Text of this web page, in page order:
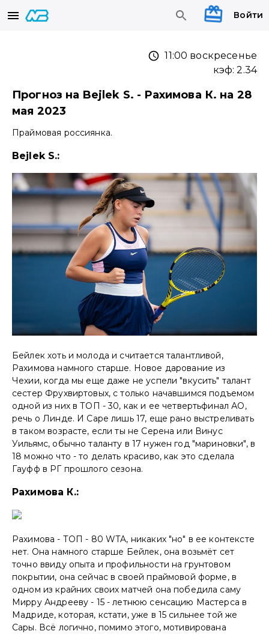
Войти
11:00 воскресенье
кэф:2.34
Прогноз на Bejlek S. - Рахимова К. на 28
мая 2023
Праймовая россиянка.
Bejlek S.:
Бейлек хоть и молода и считается талантливой,
Рахимова намного старше. Новое дарование из
Чехии, когда мы еще даже не успели "вкусить" талант
сестер Фрухвиртовых, с только начавшимся подъемом
одной из них в ТОП - 30, как и ее четвертьфинал АО,
речь о Линде. И Саре лишь 17, еще рано выстреливать
в таком возрасте, если ты не Серена или Винус
Уильямс, обычно таланту в 17 нужен год "мариновки", в
18 можно что - то делать красиво, как это сделала
Гауфф в РГ прошлого сезона.
Рахимова К.:
Рахимова - ТОП - 80 WTA, никаких "но" в ее контексте
нет. Она намного старше Бейлек, она возьмёт сет
точно ввиду опыта и профильности на грунтовом
покрытии, она сейчас в своей праймовой форме, в
одном из крайних своих матчей она победила саму
Мирру Андрееву - 15 - летнюю сенсацию Мастерса в
Мадриде, которая, кстати, уже в 15 сильнее той же
Сары. Всё логично, помимо этого, мотивирована